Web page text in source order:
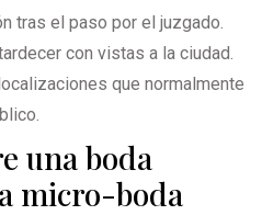
tras el paso por el juzgado.
con vistas a la ciudad.
que normalmente
una boda
micro-boda